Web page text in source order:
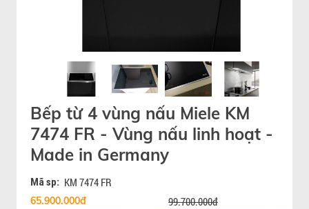
Bếp từ 4 vùng nấu Miele KM
7474 FR - Vùng nấu linh hoạt -
Made in Germany
Mã sp: KM 7474 FR
65.900.000đ 99.700.000đ